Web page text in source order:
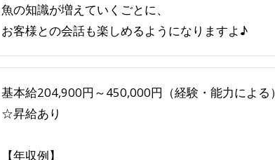
魚の知識が増えていくごとに、
お客様との会話も楽しめるようになりますよ♪
基本給204,900円～450,000円（経験・能力による）
☆昇給あり
【年収例】